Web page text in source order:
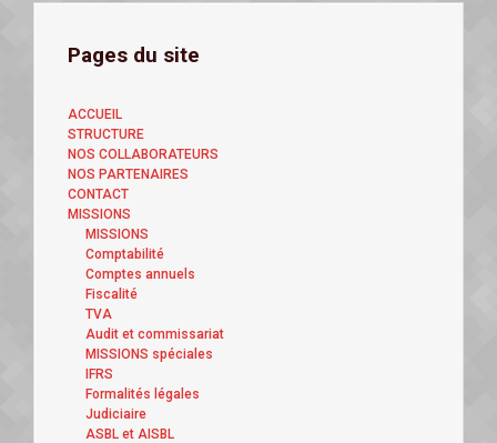
Pages du site
ACCUEIL
STRUCTURE
NOS COLLABORATEURS
NOS PARTENAIRES
CONTACT
MISSIONS
MISSIONS
Comptabilité
Comptes annuels
Fiscalité
TVA
Audit et commissariat
MISSIONS spéciales
IFRS
Formalités légales
Judiciaire
ASBL et AISBL